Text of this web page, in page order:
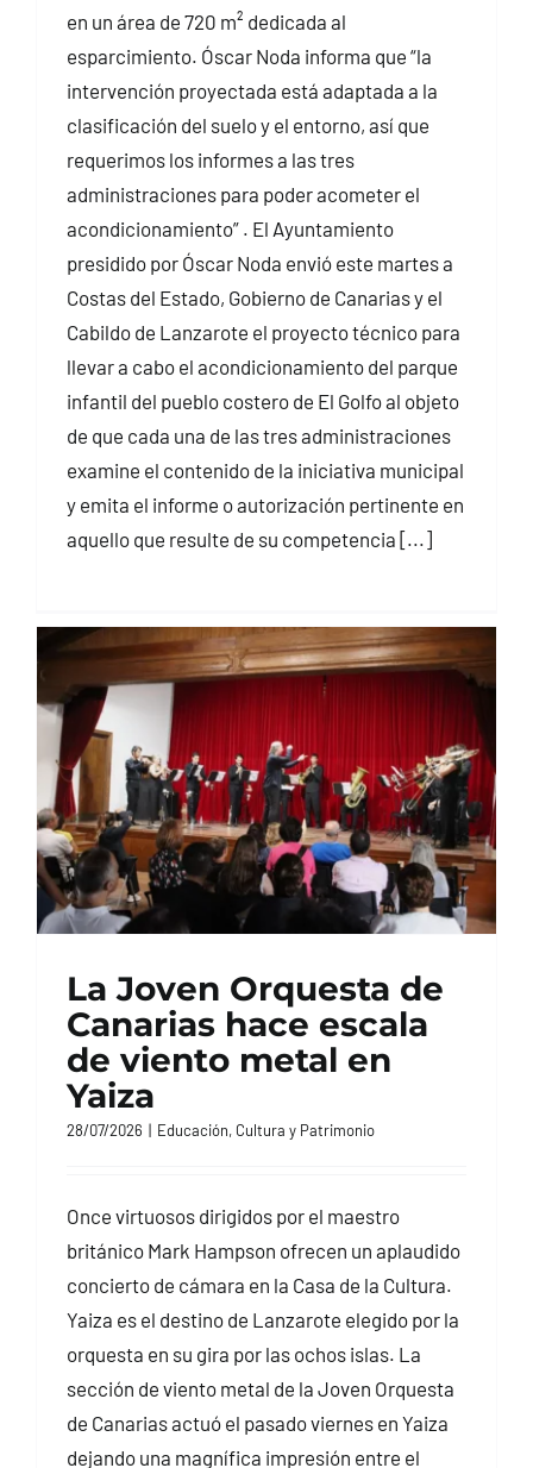
en un área de 720 m² dedicada al
esparcimiento. Óscar Noda informa que “la
intervención proyectada está adaptada a la
clasificación del suelo y el entorno, así que
requerimos los informes a las tres
administraciones para poder acometer el
acondicionamiento” . El Ayuntamiento
presidido por Óscar Noda envió este martes a
Costas del Estado, Gobierno de Canarias y el
Cabildo de Lanzarote el proyecto técnico para
llevar a cabo el acondicionamiento del parque
infantil del pueblo costero de El Golfo al objeto
de que cada una de las tres administraciones
examine el contenido de la iniciativa municipal
y emita el informe o autorización pertinente en
aquello que resulte de su competencia [...]
La Joven Orquesta de
Canarias hace escala
de viento metal en
Yaiza
28/07/2026 | Educación, Cultura y Patrimonio
Once virtuosos dirigidos por el maestro
británico Mark Hampson ofrecen un aplaudido
concierto de cámara en la Casa de la Cultura.
Yaiza es el destino de Lanzarote elegido por la
orquesta en su gira por las ochos islas. La
sección de viento metal de la Joven Orquesta
de Canarias actuó el pasado viernes en Yaiza
dejando una magnífica impresión entre el